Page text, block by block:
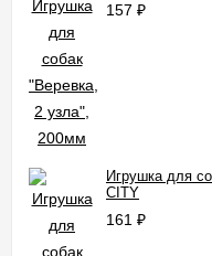
157 ₽
Игрушка для
CITY
161 ₽